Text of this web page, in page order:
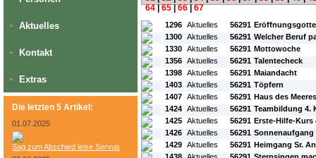
» Aktuelles
» Kontakt
» Extras
Die letzten 5 Artikel:
01.07.2025
Sag zum Abschied leise Servus
64|65|66|67
#L: #ID: #Rubrik:
1296 Aktuelles 56291
1300 Aktuelles 56291 Welcher Beruf
1330 Aktuelles 56291 Mottowoche
1356 Aktuelles 56291 Talentecheck
1398 Aktuelles 56291 Maiandacht
1403 Aktuelles 56291 Töpfern
1407 Aktuelles 56291 Haus des Meeres
1424 Aktuelles 56291 Teambildung 4.
1425 Aktuelles 56291 Erste-Hilfe-Kurs
1426 Aktuelles 56291 Sonnenaufgang
1429 Aktuelles 56291 Heimgang Sr.